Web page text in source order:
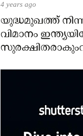
4 years ago
യുദ്ധമുഖത്ത്
വിമാനം